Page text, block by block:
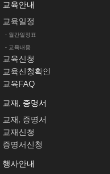
교육안내
교육일정
- 월간일정표
- 교육내용
교육신청
교육신청확인
교육FAQ
교재, 증명서
교재, 증명서
교재신청
증명서신청
행사안내